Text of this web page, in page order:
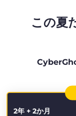
この夏
2年 + 2か月